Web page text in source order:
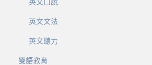
英文口說
英文文法
英文聽力
雙語教育